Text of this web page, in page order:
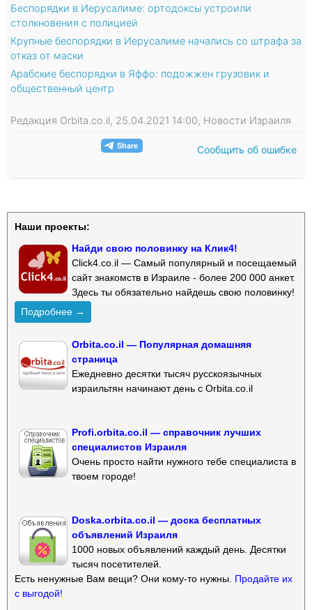
Беспорядки в Иерусалиме: ортодоксы устроили
столкновения с полицией
Крупные беспорядки в Иерусалиме начались со штрафа за
отказ от маски
Арабские беспорядки в Яффо: подожжен грузовик и
общественный центр
Редакция Orbita.co.il, 25.04.2021 14:00, Новости Израиля
Сообщить об ошибке
Наши проекты:
Найди свою половинку на Клик4!
Click4.co.il — Самый популярный и посещаемый
сайт знакомств в Израиле - более 200 000 анкет.
Здесь ты обязательно найдешь свою половинку!
Подробнее →
Orbita.co.il — Популярная домашняя
страница
Ежедневно десятки тысяч русскоязычных
израильтян начинают день с Orbita.co.il
Profi.orbita.co.il — справочник лучших
специалистов Израиля
Очень просто найти нужного тебе специалиста в
твоем городе!
Doska.orbita.co.il — доска бесплатных
объявлений Израиля
1000 новых объявлений каждый день. Десятки
тысяч посетителей.
Есть ненужные Вам вещи? Они кому-то нужны. Продайте их
с выгодой!